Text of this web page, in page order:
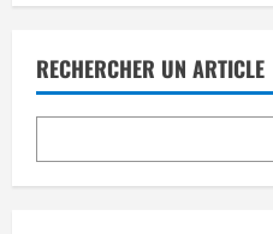
RECHERCHER UN ARTICLE